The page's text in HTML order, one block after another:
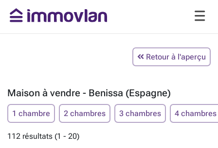
Retour à l'aperçu
Maison à vendre - Benissa (Espagne)
1 chambre 2 chambres 3 chambres 4 chambres
112 résultats (1 - 20)